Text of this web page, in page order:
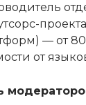
— от
от